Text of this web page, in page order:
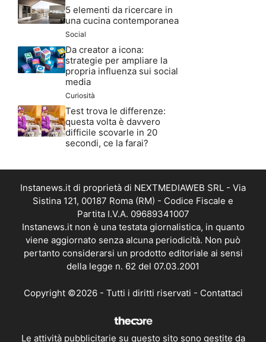
5 elementi da ricercare in
una cucina contemporanea
Social
Da creator a icona:
strategie per ampliare la
propria influenza sui social
media
Curiosità
Test trova le differenze:
questa volta è davvero
difficile scovarle in 20
secondi, ce la farai?
Instanews.it di proprietà di NEXTMEDIAWEB SRL - Via
Sistina 121, 00187 Roma (RM) - Codice Fiscale e
Partita I.V.A. 09689341007
Instanews.it non è una testata giornalistica, in quanto
viene aggiornato senza alcuna periodicità. Non può
pertanto considerarsi un prodotto editoriale ai sensi
della legge n. 62 del 07.03.2001
Copyright ©2026 - Tutti i diritti riservati - Contattaci
Le attività pubblicitarie su questo sito sono gestite da